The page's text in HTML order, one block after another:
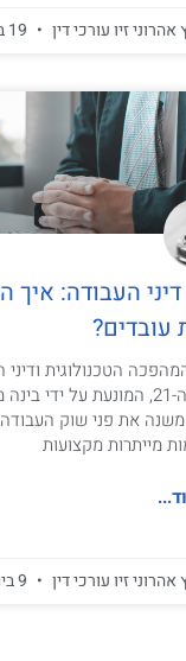
זיו עורכי דין
העבודה: איך
עובדים?
הטכנולוגית
את פני שוק העבודה
מייתרות מקצועות
זיו עורכי דין